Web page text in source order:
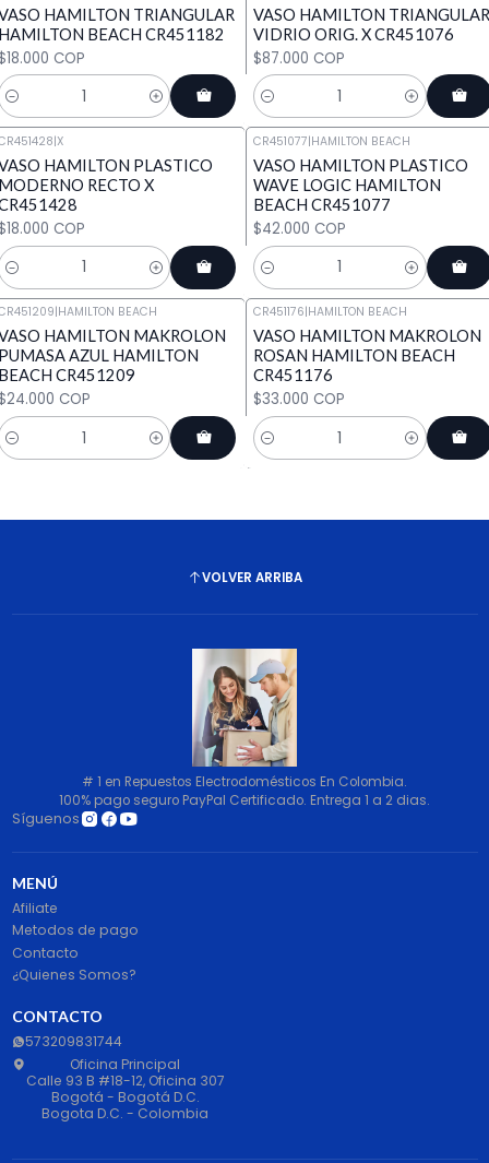
HAMILTON TRIANGULAR
BEACH CR451182
COP
VASO HAMILTON TRIANGULAR
VIDRIO ORIG. X CR451076
$87.000 COP
Cantidad
|X
HAMILTON PLASTICO
RECTO X
COP
CR451077|HAMILTON BEACH
VASO HAMILTON PLASTICO
WAVE LOGIC HAMILTON
BEACH CR451077
$42.000 COP
Cantidad
|HAMILTON BEACH
HAMILTON MAKROLON
AZUL HAMILTON
CR451209
COP
CR451176|HAMILTON BEACH
VASO HAMILTON MAKROLON
ROSAN HAMILTON BEACH
CR451176
$33.000 COP
Cantidad
VOLVER ARRIBA
# 1 en Repuestos Electrodomésticos En Colombia.
100% pago seguro PayPal Certificado. Entrega 1 a 2 dias.
Síguenos
MENÚ
Afiliate
Metodos de pago
Contacto
¿Quienes Somos?
CONTACTO
573209831744
Oficina Principal
Calle 93 B #18-12, Oficina 307
Bogotá - Bogotá D.C.
Bogota D.C. - Colombia